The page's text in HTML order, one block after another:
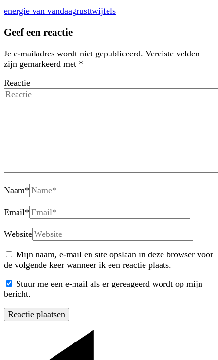
energie van vandaagrusttwijfels
Geef een reactie
Je e-mailadres wordt niet gepubliceerd. Vereiste velden
zijn gemarkeerd met *
Reactie
Naam*
Email*
Website
Mijn naam, e-mail en site opslaan in deze browser voor
de volgende keer wanneer ik een reactie plaats.
Stuur me een e-mail als er gereageerd wordt op mijn
bericht.